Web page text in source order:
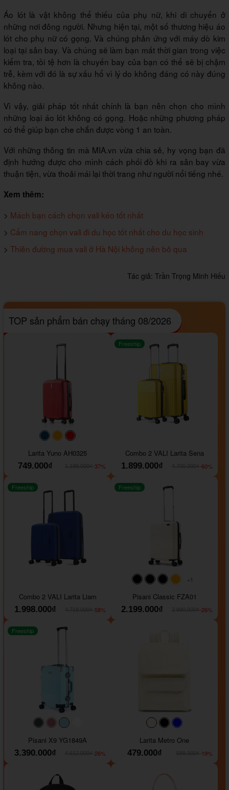
Áo lót là vật không thể thiếu của phụ nữ, khi di chuyển ở
những nơi đông người. Nhưng hiện tại, một số thương hiệu áo
lót cho phụ nữ có gọng. Và chúng phản ứng với máy dò kim
loại tại sân bay. Và chúng sẽ làm bạn mất thời gian trong việc
kiểm tra, tồi tệ hơn là chuyến bay của bạn có thể sẽ bị chậm
trễ, kèm với đó là sự xấu hổ vì lý do không đáng có này đúng
không nào.
Vì vậy, giải pháp tốt nhất chính là bạn nên chọn cho mình
những loại áo lót không có gọng. Hoặc những phương pháp
có thể giúp bạn che chắn được vòng 1 an toàn.
Với những thông tin mà MIA.vn vừa chia sẻ, hy vọng bạn đã
định hướng được cho mình cách phối đồ khi ra sân bay vừa
thuận tiện, vừa thoải mái lại thời trang như người nổi tiếng nhé.
Xem thêm:
> Mách bạn cách chọn vali kéo tốt nhất
> Cẩm nang chọn vali đi du học tốt nhất cho du học sinh
> Thiên đường mua vali ở Hà Nội không nên bỏ qua
Tác giả: Trần Trọng Minh Hiếu
TOP sản phẩm bán chạy tháng 08/2026
#093f69#ffa500
Larita Yuno AH0325
749.000₫
-37%
Freeship
Combo 2 VALI Larita Sena
1.899.000₫
-60%
Freeship
Combo 2 VALI Larita Liam
1.998.000₫
-58%
#000000#000000#000000
+1
Freeship
Pisani Classic FZA01
2.199.000₫
-26%
#40454a#b76e79
Freeship
Pisani X9 YG1849A
3.390.000₫
-26%
#faf0e6#000000
Larita Metro One
479.000₫
-19%